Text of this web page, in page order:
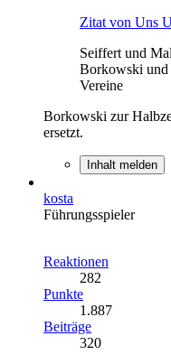
Zitat von Uns
Seiffert und
Borkowski und
Vereine
Borkowski zur
ersetzt.
Inhalt melden
kosta
Führungsspieler
Reaktionen
282
Punkte
1.887
Beiträge
320